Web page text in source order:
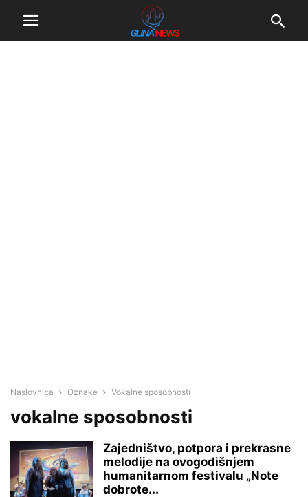
Naslovnica Oznake Vokalne sposobnosti
vokalne sposobnosti
Zajedništvo, potpora i prekrasne
melodije na ovogodišnjem
humanitarnom festivalu „Note
dobrote...